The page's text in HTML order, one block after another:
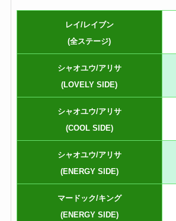
レイ/レイブン
(全ステージ)
シャオユウ/アリサ
(LOVELY SIDE)
シャオユウ/アリサ
(COOL SIDE)
シャオユウ/アリサ
(ENERGY SIDE)
マードック/キング
(ENERGY SIDE)